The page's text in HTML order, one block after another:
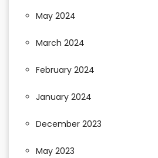
May 2024
March 2024
February 2024
January 2024
December 2023
May 2023